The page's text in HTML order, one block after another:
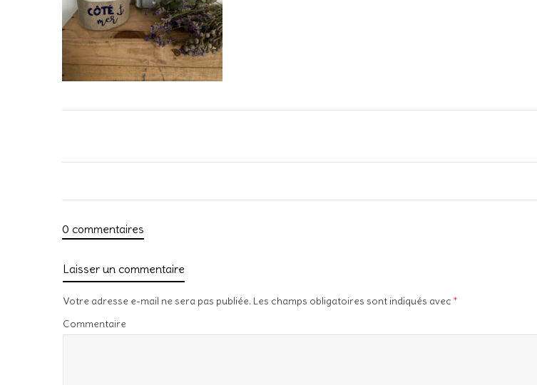
0 commentaires
Laisser un commentaire
Votre adresse e-mail ne sera pas publiée. Les champs obligatoires sont indiqués avec *
Commentaire